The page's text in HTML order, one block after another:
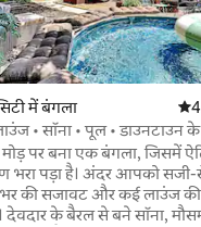
समीक्षाएँ
में बंगला
• सॉना • पूल • डाउनटाउन
पर बना एक बंगला, जिसमें
भरा पड़ा है। अंदर आपको सजी-
भर की सजावट और कई लाउंज
देवदार के बैरल से बने सॉना,